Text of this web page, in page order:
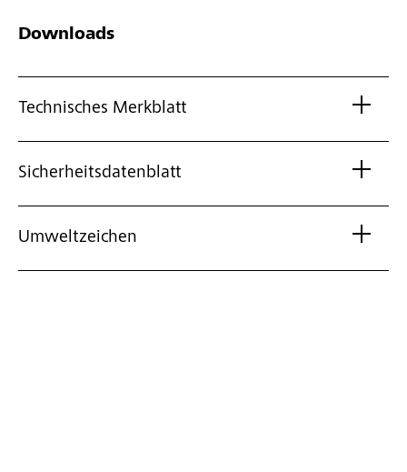
Downloads
Technisches Merkblatt
Sicherheitsdatenblatt
Umweltzeichen